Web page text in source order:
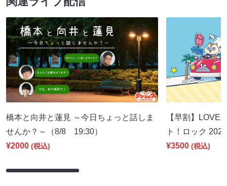
橋本と向井と蓮見 ～今日ちょっと話しま
せんか？～（8/8 19:30）
¥2000 (税込)
【早割】LOVE
ト！ロック
¥3500 (税込)